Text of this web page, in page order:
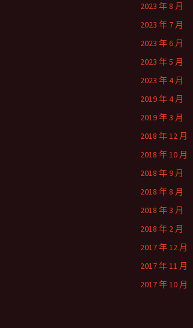
2023 年 8 月
2023 年 7 月
2023 年 6 月
2023 年 5 月
2023 年 4 月
2019 年 4 月
2019 年 3 月
2018 年 12 月
2018 年 10 月
2018 年 9 月
2018 年 8 月
2018 年 3 月
2018 年 2 月
2017 年 12 月
2017 年 11 月
2017 年 10 月